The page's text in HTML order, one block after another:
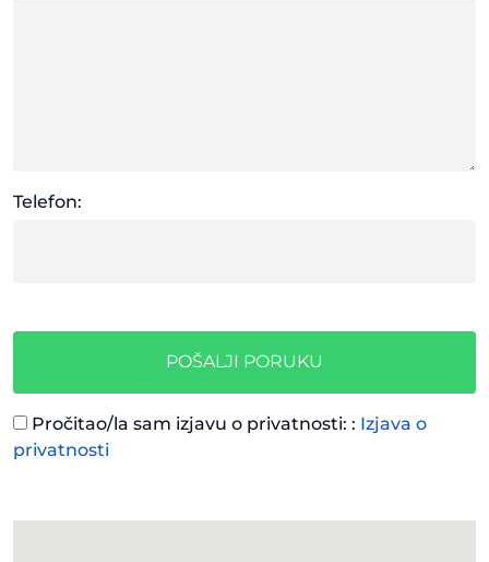
Telefon:
POŠALJI PORUKU
Pročitao/la sam izjavu o privatnosti: : Izjava o
privatnosti